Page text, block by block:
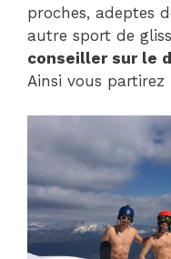
proches, adeptes
autre sport de
conseiller sur le
Ainsi vous